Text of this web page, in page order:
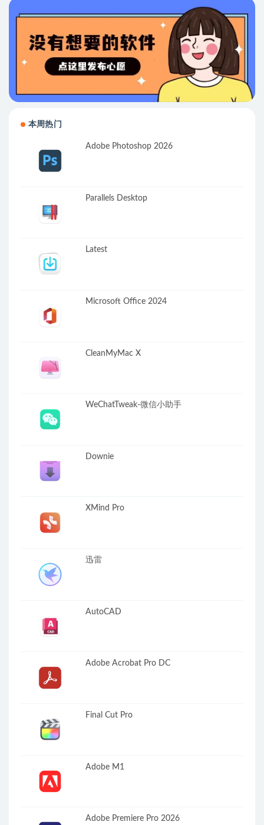
本周热门
Adobe Photoshop 2026
Parallels Desktop
Latest
Microsoft Office 2024
CleanMyMac X
WeChatTweak-微信小助手
Downie
XMind Pro
迅雷
AutoCAD
Adobe Acrobat Pro DC
Final Cut Pro
Adobe M1
Adobe Premiere Pro 2026